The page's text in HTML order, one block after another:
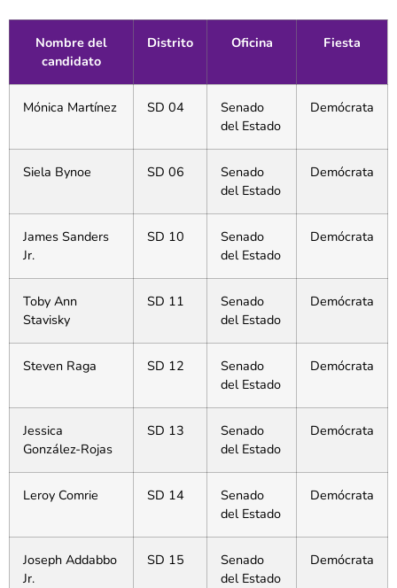
Nombre del
candidato
Distrito Oficina Fiesta
Mónica Martínez SD 04
Senado
del Estado
Demócrata
Siela Bynoe SD 06
Senado
del Estado
Demócrata
James Sanders
Jr.
SD 10
Senado
del Estado
Demócrata
Toby Ann
Stavisky
SD 11
Senado
del Estado
Demócrata
Steven Raga SD 12
Senado
del Estado
Demócrata
Jessica
González-Rojas
SD 13
Senado
del Estado
Demócrata
Leroy Comrie SD 14
Senado
del Estado
Demócrata
Joseph Addabbo
Jr.
SD 15
Senado
del Estado
Demócrata